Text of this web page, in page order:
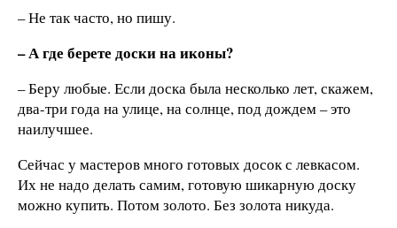
– Не так часто, но пишу.
– А где берете доски на иконы?
– Беру любые. Если доска была несколько лет, скажем,
два-три года на улице, на солнце, под дождем – это
наилучшее.
Сейчас у мастеров много готовых досок с левкасом.
Их не надо делать самим, готовую шикарную доску
можно купить. Потом золото. Без золота никуда.